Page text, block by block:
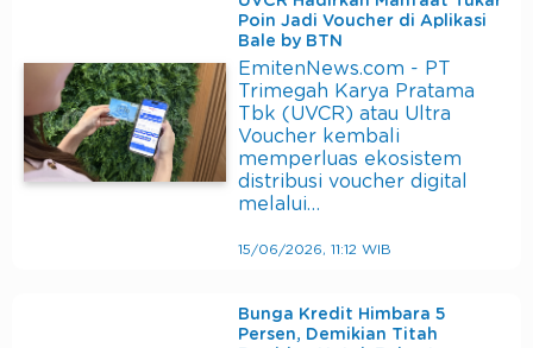
Poin Jadi Voucher di Aplikasi
Bale by BTN
EmitenNews.com - PT
Trimegah Karya Pratama
Tbk (UVCR) atau Ultra
Voucher kembali
memperluas ekosistem
distribusi voucher digital
melalui…
15/06/2026, 11:12 WIB
Bunga Kredit Himbara 5
Persen, Demikian Titah